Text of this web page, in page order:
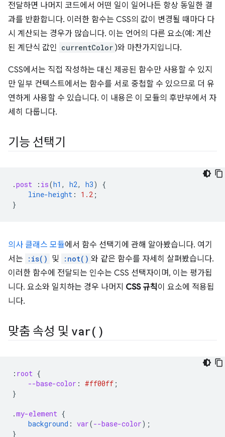
전달하면 나머지 코드에서 어떤 일이 일어나든 항상 동일한 결
과를 반환합니다. 이러한 함수는 CSS의 값이 변경될 때마다 다
시 계산되는 경우가 많습니다. 이는 언어의 다른 요소(예: 계산
된 계단식 값인 currentColor )와 마찬가지입니다.
CSS에서는 직접 작성하는 대신 제공된 함수만 사용할 수 있지
만 일부 컨텍스트에서는 함수를 서로 중첩할 수 있으므로 더 유
연하게 사용할 수 있습니다. 이 내용은 이 모듈의 후반부에서 자
세히 다룹니다.
기능 선택기
.post : is(h1 , h2, h3)
{
line-height : 1.2 ;
}
의사 클래스 모듈에서 함수 선택기에 관해 알아봤습니다. 여기
서는
:is() 및 :not() 와 같은 함수를 자세히 살펴봤습니다.
이러한 함수에 전달되는 인수는 CSS 선택자이며, 이는 평가됩
니다. 요소와 일치하는 경우 나머지 CSS 규칙이 요소에 적용됩
니다.
맞춤 속성 및 var( )
: root {
--base-color : #ff00ff ;
}
.my-element {
background : var(--base-color);
}